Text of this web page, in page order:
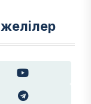
желілер